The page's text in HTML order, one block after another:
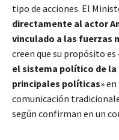
tipo de acciones. El
directamente al actor
vinculado a las fuerzas
creen que su propósito
el sistema político de la
principales políticas»
comunicación
según confirman en un